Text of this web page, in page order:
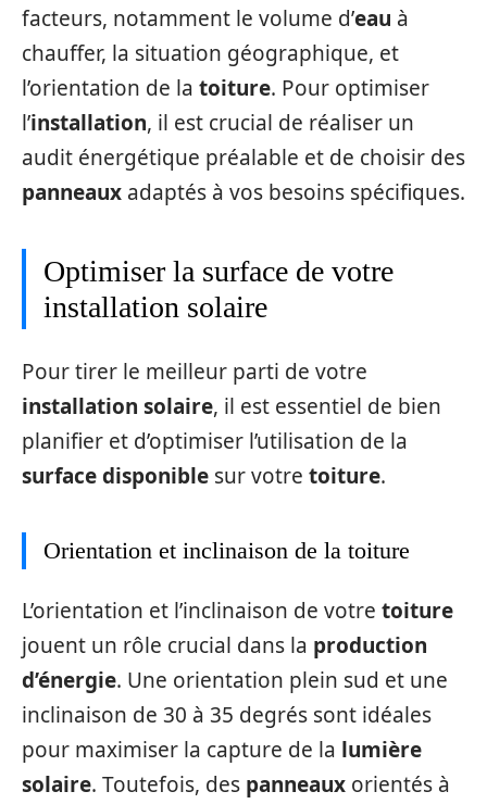
facteurs, notamment le volume d’eau à
chauffer, la situation géographique, et
l’orientation de la toiture. Pour optimiser
l’installation, il est crucial de réaliser un
audit énergétique préalable et de choisir des
panneaux adaptés à vos besoins spécifiques.
Optimiser la surface de votre
installation solaire
Pour tirer le meilleur parti de votre
installation solaire, il est essentiel de bien
planifier et d’optimiser l’utilisation de la
surface disponible sur votre toiture.
Orientation et inclinaison de la toiture
L’orientation et l’inclinaison de votre toiture
jouent un rôle crucial dans la production
d’énergie. Une orientation plein sud et une
inclinaison de 30 à 35 degrés sont idéales
pour maximiser la capture de la lumière
solaire. Toutefois, des panneaux orientés à